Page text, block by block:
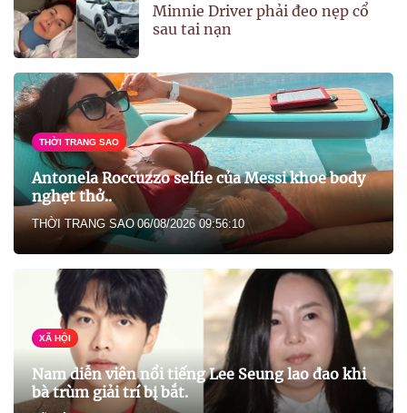
Minnie Driver phải đeo nẹp cổ
sau tai nạn
THỜI TRANG SAO
Antonela Roccuzzo selfie của Messi khoe body
nghẹt thở..
THỜI TRANG SAO 06/08/2026 09:56:10
XÃ HỘI
Nam diễn viên nổi tiếng Lee Seung lao đao khi
bà trùm giải trí bị bắt.